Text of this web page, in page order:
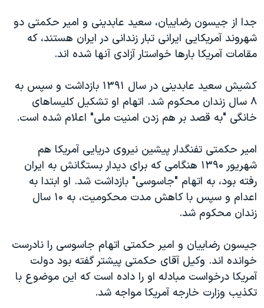
جدا از جیسون رضاییان، سعید عابدینی و امیر حکمتی دو
شهروند آمریکایی ایرانی تبار زندانی در ایران هستند، که
مقامات آمریکا بارها خواستار آزادی آنها شده اند.
کشیش سعید عابدینی در سال ۱۳۹۱ بازداشت و سپس به
۸ سال زندان محکوم شد. اتهام او تشکیل کلیساهای
خانگی "به قصد بر هم زدن امنیت ملی" اعلام شده است.
امیر حکمتی تفنگدار پیشین نیروی دریایی آمریکا هم
شهریور ۱۳۹۰ هنگامی که برای دیدار بستگانش به ایران
رفته بود، به اتهام "جاسوسی" بازداشت شد. او ابتدا به
اعدام و سپس با کاهش مدت محکومیت، به ۱۰ سال
زندان محکوم شد.
جیسون رضاییان و امیر حکمتی اتهام جاسوسی را نادرست
خوانده اند. وکیل آقای حکمتی پیشتر گفته بود دولت
آمریکا درخواست مبادله او را داده است که این موضوع با
تکذیب وزارت خارجه آمریکا مواجه شد.